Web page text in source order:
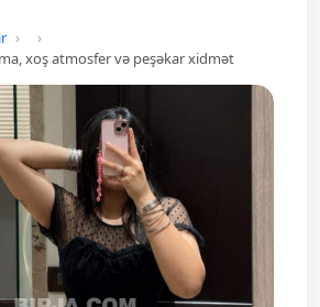
xoş atmosfer və peşəkar xidmət